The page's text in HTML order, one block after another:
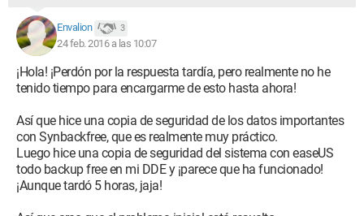
Envalion 3
24 feb. 2016 a las 10:07
¡Hola! ¡Perdón por la respuesta tardía, pero realmente no he
tenido tiempo para encargarme de esto hasta ahora!
Así que hice una copia de seguridad de los datos importantes
con Synbackfree, que es realmente muy práctico.
Luego hice una copia de seguridad del sistema con easeUS
todo backup free en mi DDE y ¡parece que ha funcionado!
¡Aunque tardó 5 horas, jaja!